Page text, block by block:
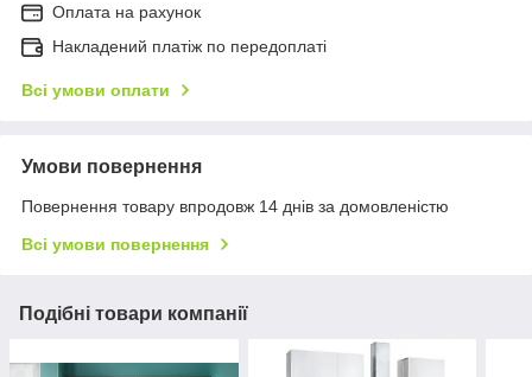
Оплата на рахунок
Накладений платіж по передоплаті
Всі умови оплати
Умови повернення
Повернення товару впродовж 14 днів за домовленістю
Всі умови повернення
Подібні товари компанії